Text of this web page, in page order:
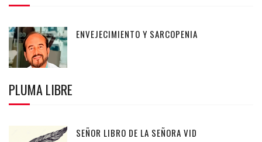
ENVEJECIMIENTO Y SARCOPENIA
PLUMA LIBRE
SEÑOR LIBRO DE LA SEÑORA VID